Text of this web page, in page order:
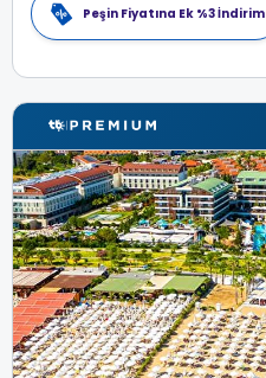
Peşin Fiyatına Ek %3 İndirim